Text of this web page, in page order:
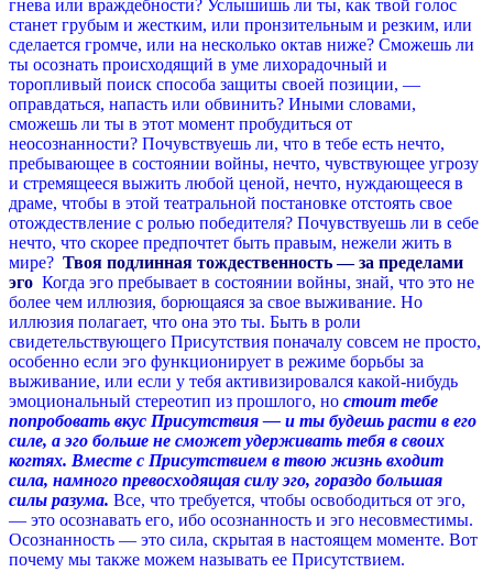
гнева или враждебности? Услышишь ли ты, как твой голос
станет грубым и жестким, или пронзительным и резким, или
сделается громче, или на несколько октав ниже? Сможешь ли
ты осознать происходящий в уме лихорадочный и
торопливый поиск способа защиты своей позиции, —
оправдаться, напасть или обвинить? Иными словами,
сможешь ли ты в этот момент пробудиться от
неосознанности? Почувствуешь ли, что в тебе есть нечто,
пребывающее в состоянии войны, нечто, чувствующее угрозу
и стремящееся выжить любой ценой, нечто, нуждающееся в
драме, чтобы в этой театральной постановке отстоять свое
отождествление с ролью победителя? Почувствуешь ли в себе
нечто, что скорее предпочтет быть правым, нежели жить в
мире? Твоя подлинная тождественность — за пределами
эго Когда эго пребывает в состоянии войны, знай, что это не
более чем иллюзия, борющаяся за свое выживание. Но
иллюзия полагает, что она это ты. Быть в роли
свидетельствующего Присутствия поначалу совсем не просто,
особенно если эго функционирует в режиме борьбы за
выживание, или если у тебя активизировался какой-нибудь
эмоциональный стереотип из прошлого, но стоит тебе
попробовать вкус Присутствия — и ты будешь расти в его
силе, а эго больше не сможет удерживать тебя в своих
когтях. Вместе с Присутствием в твою жизнь входит
сила, намного превосходящая силу эго, гораздо большая
силы разума. Все, что требуется, чтобы освободиться от эго,
— это осознавать его, ибо осознанность и эго несовместимы.
Осознанность — это сила, скрытая в настоящем моменте. Вот
почему мы также можем называть ее Присутствием.